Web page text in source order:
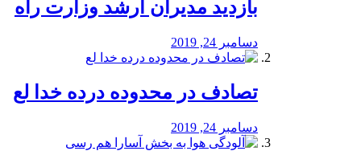
بازدید مدیران ارشد وزارت راه
دسامبر 24, 2019
تصادف در محدوده درده خدا لع
دسامبر 24, 2019